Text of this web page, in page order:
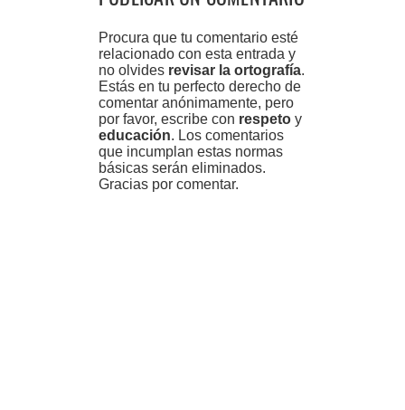
Procura que tu comentario esté
relacionado con esta entrada y
no olvides revisar la ortografía.
Estás en tu perfecto derecho de
comentar anónimamente, pero
por favor, escribe con respeto y
educación. Los comentarios
que incumplan estas normas
básicas serán eliminados.
Gracias por comentar.